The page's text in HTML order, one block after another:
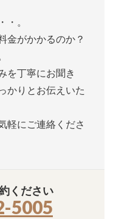
・。
金がかかるのか？
を丁寧にお聞き
かりとお伝えいた
軽にご連絡くださ
ください
5005